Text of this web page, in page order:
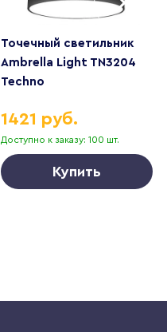
Точечный светильник
Ambrella Light TN3204
Techno
Доступно к заказу: 100 шт.
1421 руб.
Купить